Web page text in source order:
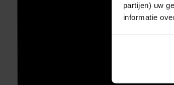
partijen) uw
informatie